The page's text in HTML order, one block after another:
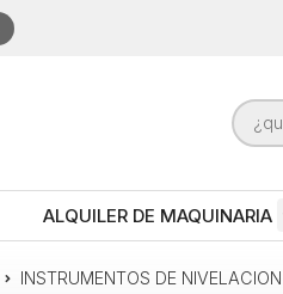
ALQUILER DE MAQUINARIA
INSTRUMENTOS DE